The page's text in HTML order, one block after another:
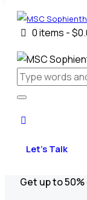
0 items -
Let’s Talk
Get up to